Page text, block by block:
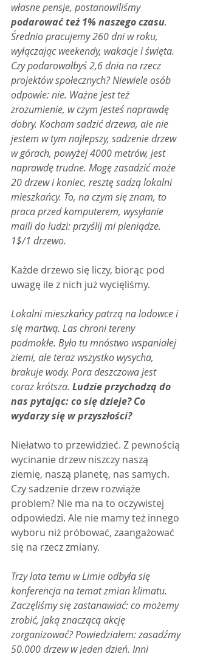
własne pensje, postanowiliśmy
podarować też 1% naszego czasu.
Średnio pracujemy 260 dni w roku,
wyłączając weekendy, wakacje i święta.
Czy podarowałbyś 2,6 dnia na rzecz
projektów społecznych? Niewiele osób
odpowie: nie. Ważne jest też
zrozumienie, w czym jesteś naprawdę
dobry. Kocham sadzić drzewa, ale nie
jestem w tym najlepszy, sadzenie drzew
w górach, powyżej 4000 metrów, jest
naprawdę trudne. Mogę zasadzić może
20 drzew i koniec, resztę sadzą lokalni
mieszkańcy. To, na czym się znam, to
praca przed komputerem, wysyłanie
maili do ludzi: przyślij mi pieniądze.
1$/1 drzewo.
Każde drzewo się liczy, biorąc pod
uwagę ile z nich już wycięliśmy.
Lokalni mieszkańcy patrzą na lodowce i
się martwą. Las chroni tereny
podmokłe. Było tu mnóstwo wspaniałej
ziemi, ale teraz wszystko wysycha,
brakuje wody. Pora deszczowa jest
coraz krótsza. Ludzie przychodzą do
nas pytając: co się dzieje? Co
wydarzy się w przyszłości?
Niełatwo to przewidzieć. Z pewnością
wycinanie drzew niszczy naszą
ziemię, naszą planetę, nas samych.
Czy sadzenie drzew rozwiąże
problem? Nie ma na to oczywistej
odpowiedzi. Ale nie mamy też innego
wyboru niż próbować, zaangażować
się na rzecz zmiany.
Trzy lata temu w Limie odbyła się
konferencja na temat zmian klimatu.
Zaczęliśmy się zastanawiać: co możemy
zrobić, jaką znaczącą akcję
zorganizować? Powiedziałem: zasadźmy
50.000 drzew w jeden dzień. Inni